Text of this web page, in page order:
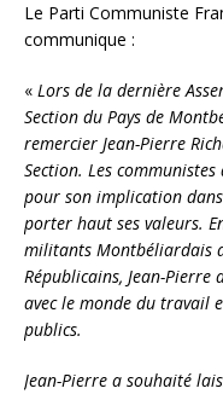
Le Parti Communiste
communique :
« Lors de la dernière
Section du Pays de
remercier Jean-Pierre
Section. Les
pour son implication
porter haut ses valeurs.
militants Montbéliardais
Républicains, Jean-
avec le monde du travail
publics.
Jean-Pierre a souhaité